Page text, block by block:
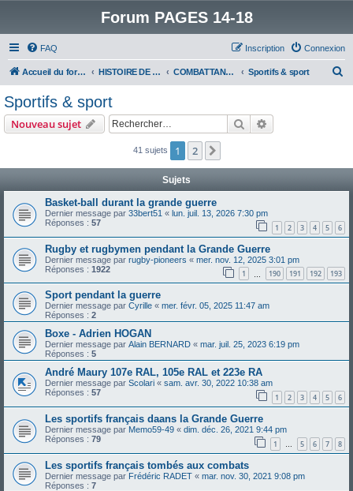
Forum PAGES 14-18
FAQ Connexion
Inscription
Accueil du forum HISTOIRE DE LA GRANDE GUERRE COMBATTANTS DE LA GRANDE GUERRE Sportifs & sport
e
Sportifs & sport
Nouveau sujet Rechercher
41 sujets 1 2
Sujets
Basket-ball durant la grande guerre
Dernier message par 33bert51 « lun. juil. 13, 2026 7:30 pm
Réponses : 57 1 2 3 4 5 6
Rugby et rugbymen pendant la Grande Guerre
Dernier message par rugby-pioneers « mer. nov. 12, 2025 3:01 pm
Réponses : 1922 1 190 191 192 193
Sport pendant la guerre
Dernier message par Cyrille « mer. févr. 05, 2025 11:47 am
Réponses : 2
Boxe - Adrien HOGAN
Dernier message par Alain BERNARD « mar. juil. 25, 2023 6:19 pm
Réponses : 5
André Maury 107e RAL, 105e RAL et 223e RA
Dernier message par Scolari « sam. avr. 30, 2022 10:38 am
Réponses : 57 1 2 3 4 5 6
Les sportifs français daans la Grande Guerre
Dernier message par Memo59-49 « dim. déc. 26, 2021 9:44 pm
Réponses : 79 1 … 5 6 7 8
Les sportifs français tombés aux combats
Dernier message par Frédéric RADET « mar. nov. 30, 2021 9:08 pm
Réponses : 7